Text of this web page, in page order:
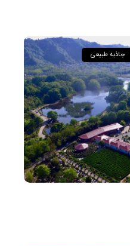
جاذبه طبیعی